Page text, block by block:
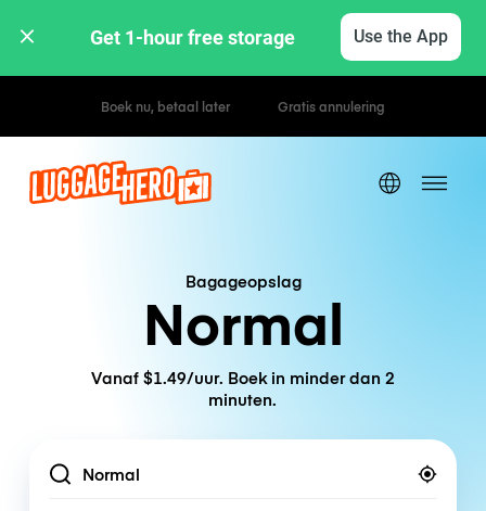
Get 1-hour free storage Use the App
Uur- / dagtarieven
Bagageopslag
Normal
Vanaf $1.49/uur. Boek in minder dan 2
minuten.
Location